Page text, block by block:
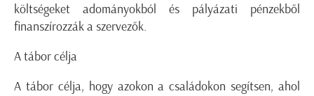
költségeket adományokból és pályázati pénzekből
finanszírozzák a szervezők.
A tábor célja
A tábor célja, hogy azokon a családokon segítsen, ahol